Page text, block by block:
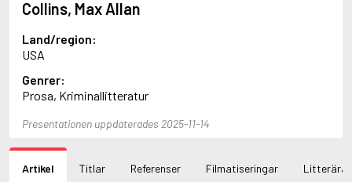
Allen, Grant
Allende, Isabel
Allingham, Margery
Alsterdal, Tove
Alving, Fanny
Alvtegen, Karin
Ambler, Eric
Aminoff, Ivan
Collins, Max Allan
Land/region:
USA
Genrer:
Prosa, Kriminallitteratur
Presentationen uppdaterades 2025-11-14
Artikel Titlar Referenser Filmatiseringar Litterära